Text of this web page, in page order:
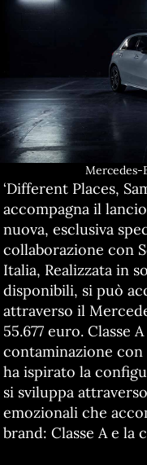
Mercedes-
‘Different Places,
accompagna il
nuova, esclusiva
collaborazione con
Italia, Realizzata in
disponibili, si può
attraverso il
55.677 euro. Classe
contaminazione
ha ispirato la
si sviluppa
emozionali che
brand: Classe A e la